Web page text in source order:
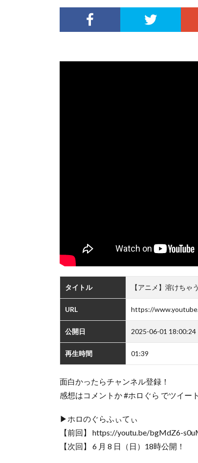
タイトル 【アニメ】溶けちゃ
URL https://
公開日 2025-06-01 18:00:24
再生時間 01:39
面白かったらチャンネル登録！
感想はコメントか #ホロぐら でツイー
▶︎ホロのぐらふぃてぃ
【前回】 https://youtu.be/bgMdZ6-
【次回】 6 月 8 日（日）18時公開！